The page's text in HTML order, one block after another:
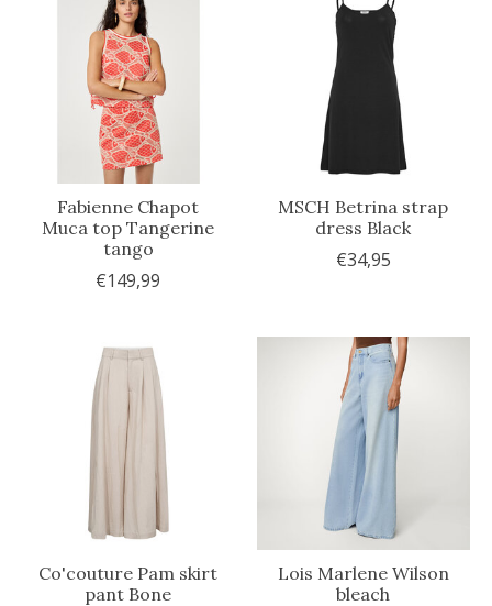
Fabienne Chapot
Muca top Tangerine
tango
€149,99
MSCH Betrina strap
dress Black
€34,95
Co'couture Pam skirt
pant Bone
Lois Marlene Wilson
bleach